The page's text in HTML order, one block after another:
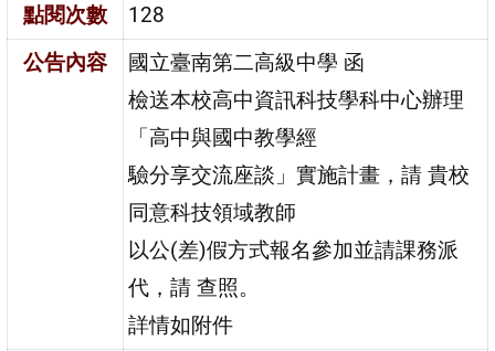
點閱次數
128
公告內容
國立臺南第二高級中學 函
檢送本校高中資訊科技學科中心辦理
「高中與國中教學經
驗分享交流座談」實施計畫，請 貴校
同意科技領域教師
以公(差)假方式報名參加並請課務派
代，請 查照。
詳情如附件